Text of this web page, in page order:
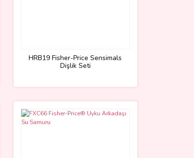
HRB19 Fisher-Price Sensimals
Dişlik Seti